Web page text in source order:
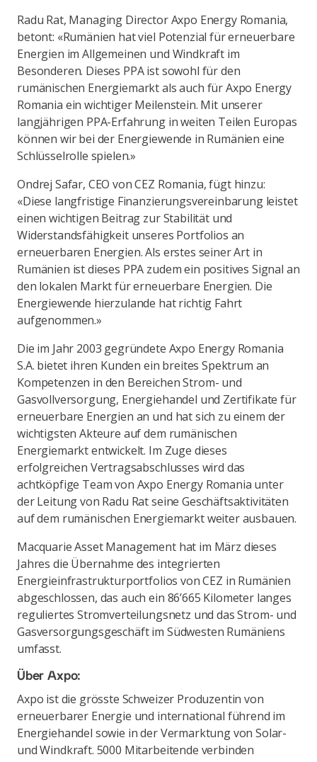
Radu Rat, Managing Director Axpo Energy Romania,
betont: «Rumänien hat viel Potenzial für erneuerbare
Energien im Allgemeinen und Windkraft im
Besonderen. Dieses PPA ist sowohl für den
rumänischen Energiemarkt als auch für Axpo Energy
Romania ein wichtiger Meilenstein. Mit unserer
langjährigen PPA-Erfahrung in weiten Teilen Europas
können wir bei der Energiewende in Rumänien eine
Schlüsselrolle spielen.»
Ondrej Safar, CEO von CEZ Romania, fügt hinzu:
«Diese langfristige Finanzierungsvereinbarung leistet
einen wichtigen Beitrag zur Stabilität und
Widerstandsfähigkeit unseres Portfolios an
erneuerbaren Energien. Als erstes seiner Art in
Rumänien ist dieses PPA zudem ein positives Signal an
den lokalen Markt für erneuerbare Energien. Die
Energiewende hierzulande hat richtig Fahrt
aufgenommen.»
Die im Jahr 2003 gegründete Axpo Energy Romania
S.A. bietet ihren Kunden ein breites Spektrum an
Kompetenzen in den Bereichen Strom- und
Gasvollversorgung, Energiehandel und Zertifikate für
erneuerbare Energien an und hat sich zu einem der
wichtigsten Akteure auf dem rumänischen
Energiemarkt entwickelt. Im Zuge dieses
erfolgreichen Vertragsabschlusses wird das
achtköpfige Team von Axpo Energy Romania unter
der Leitung von Radu Rat seine Geschäftsaktivitäten
auf dem rumänischen Energiemarkt weiter ausbauen.
Macquarie Asset Management hat im März dieses
Jahres die Übernahme des integrierten
Energieinfrastrukturportfolios von CEZ in Rumänien
abgeschlossen, das auch ein 86’665 Kilometer langes
reguliertes Stromverteilungsnetz und das Strom- und
Gasversorgungsgeschäft im Südwesten Rumäniens
umfasst.
Über Axpo:
Axpo ist die grösste Schweizer Produzentin von
erneuerbarer Energie und international führend im
Energiehandel sowie in der Vermarktung von Solar-
und Windkraft. 5000 Mitarbeitende verbinden